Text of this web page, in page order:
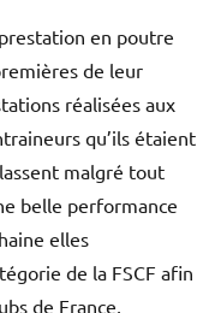
en poutre
de leur
réalisées aux
qu’ils étaient
malgré tout
belle performance
elles
de la FSCF afin
de France,